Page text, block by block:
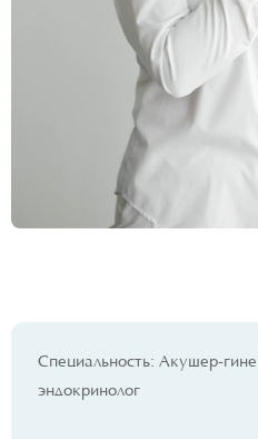
Специальность: Акушер-
эндокринолог